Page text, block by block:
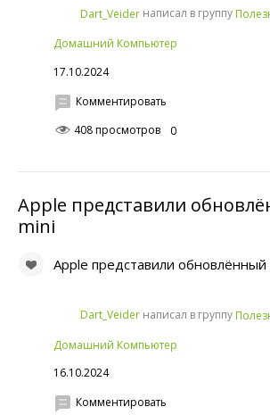
Dart_Veider написал в группу
Домашний Компьютер
17.10.2024
Комментировать
408 просмотров
0
Apple представили
mini
Apple представили обновлённый
Dart_Veider написал в группу
Домашний Компьютер
16.10.2024
Комментировать